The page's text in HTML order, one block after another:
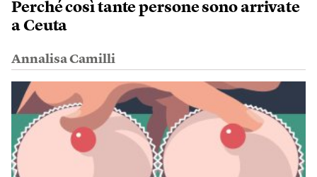
Perché così tante persone sono arrivate
a Ceuta
Annalisa Camilli